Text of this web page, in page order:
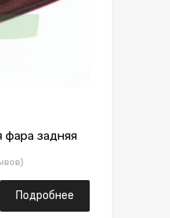
фара задняя
Подробнее